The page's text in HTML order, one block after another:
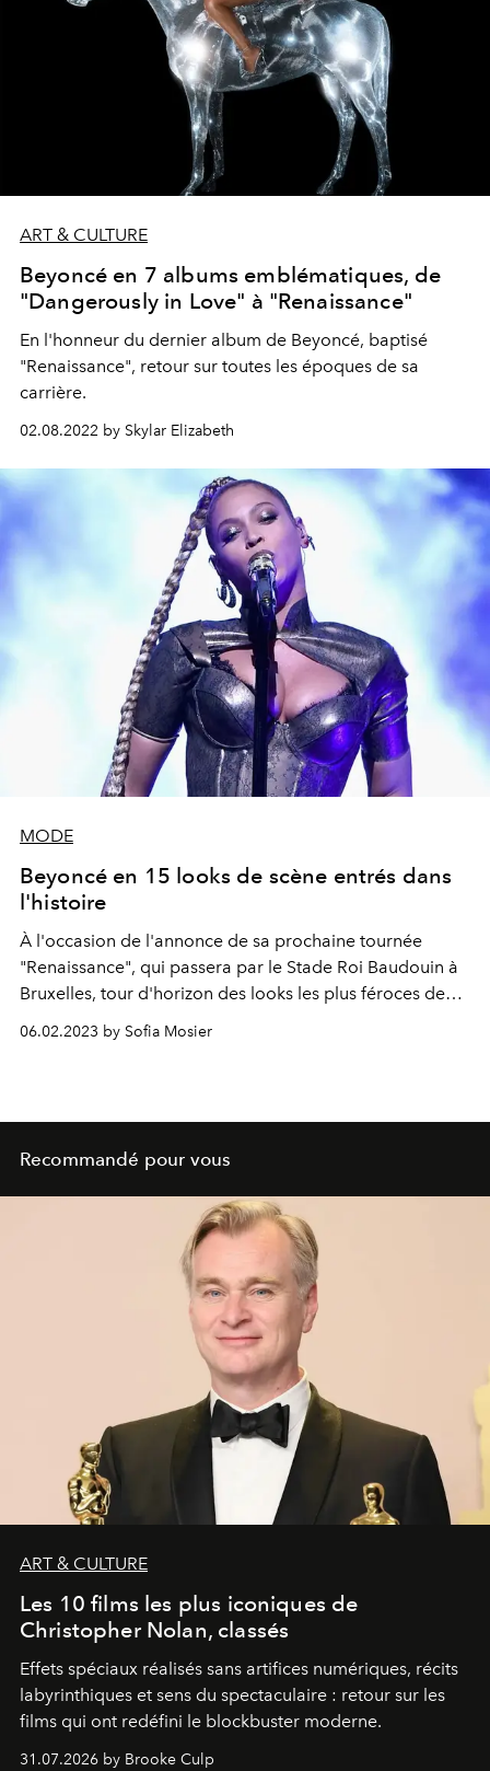
ART & CULTURE
Beyoncé en 7 albums emblématiques, de
"Dangerously in Love" à "Renaissance"
En l'honneur du dernier album de Beyoncé, baptisé
"Renaissance", retour sur toutes les époques de sa
carrière.
02.08.2022 by Skylar Elizabeth
MODE
Beyoncé en 15 looks de scène entrés dans
l'histoire
À l'occasion de l'annonce de sa prochaine tournée
"Renaissance", qui passera par le Stade Roi Baudouin à
Bruxelles, tour d'horizon des looks les plus féroces de
Queen Bey sur scène.
06.02.2023 by Sofia Mosier
Recommandé pour vous
ART & CULTURE
Les 10 films les plus iconiques de
Christopher Nolan, classés
Effets spéciaux réalisés sans artifices numériques, récits
labyrinthiques et sens du spectaculaire : retour sur les
films qui ont redéfini le blockbuster moderne.
31.07.2026 by Brooke Culp